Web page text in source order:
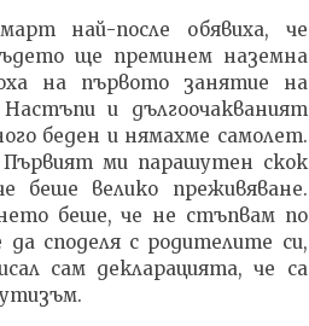
най-после обявиха, че
ще преминем наземна
на първото занятие на
и дългоочакваният
беден и нямахме самолет.
ми парашутен скок
беше велико преживяване.
беше, че не стъпвам по
споделя с родителите си,
сам декларацията, че са